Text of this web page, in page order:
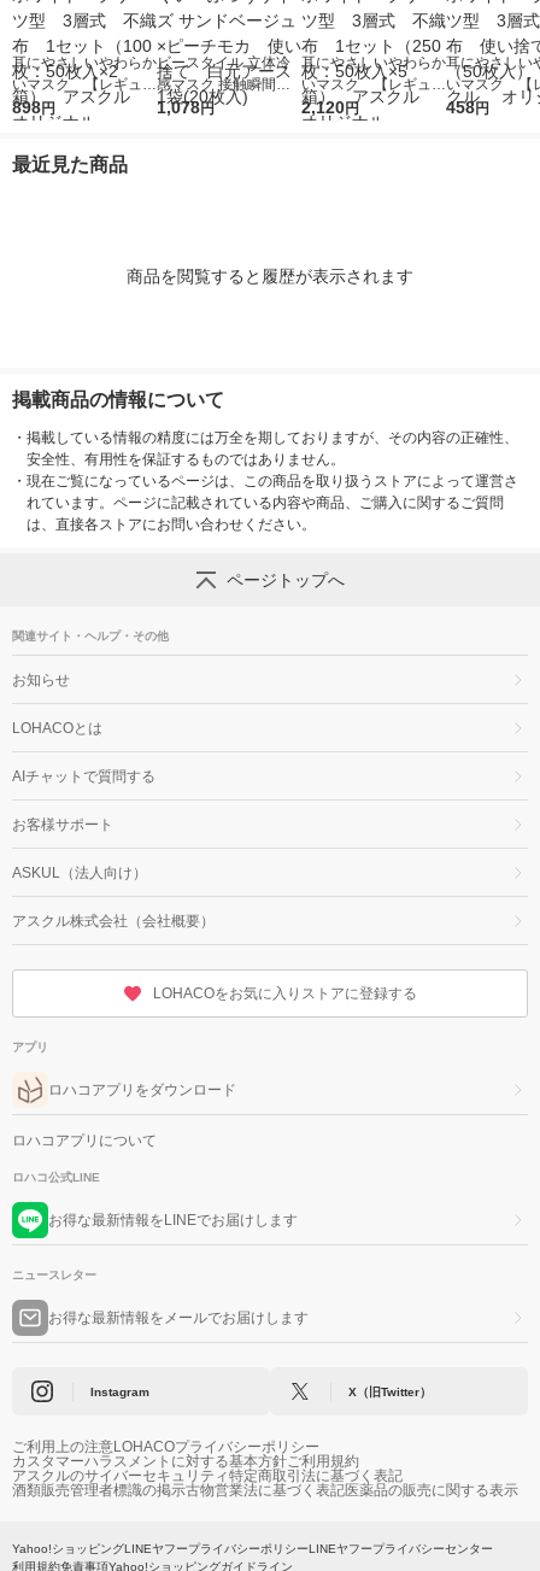
耳にやさしいやわらか
いマスク 【レギュラ
ー】 ホワイト プリ
枚：50枚入×2箱）
898円
ビースタイル 立体冷
感マスク 接触瞬間冷
感 ムレにくい ふつ
1,078円
耳にやさしいやわらか
いマスク 【レギュラ
ー】 ホワイト プリ
2,120円
耳にやさしい
いマスク 【
ー】 ホワイ
458円
最近見た商品
商品を閲覧すると履歴が表示されます
掲載商品の情報について
・ 掲載している情報の精度には万全を期しておりますが、その内容の正確性、
安全性、有用性を保証するものではありません。
・ 現在ご覧になっているページは、この商品を取り扱うストアによって運営さ
れています。ページに記載されている内容や商品、ご購入に関するご質問
は、直接各ストアにお問い合わせください。
ページトップへ
関連サイト・ヘルプ・その他
お知らせ
LOHACOとは
AIチャットで質問する
お客様サポート
ASKUL（法人向け）
アスクル株式会社（会社概要）
LOHACOをお気に入りストアに登録する
アプリ
ロハコアプリをダウンロード
ロハコアプリについて
ロハコ公式LINE
お得な最新情報をLINEでお届けします
ニュースレター
お得な最新情報をメールでお届けします
Instagram X（旧Twitter）
ご利用上の注意LOHACOプライバシーポリシー
カスタマーハラスメントに対する基本方針ご利用規約
アスクルのサイバーセキュリティ特定商取引法に基づく表記
酒類販売管理者標識の掲示古物営業法に基づく表記医薬品の販売に関する表示
Yahoo!ショッピングLINEヤフープライバシーポリシーLINEヤフープライバシーセンター
利用規約免責事項Yahoo!ショッピングガイドライン